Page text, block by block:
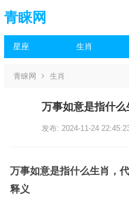
青睐网
星座 生肖
青睐网 生肖
万事如意是指什
发布: 2024-11-24
万事如意是指什么生肖，
释义